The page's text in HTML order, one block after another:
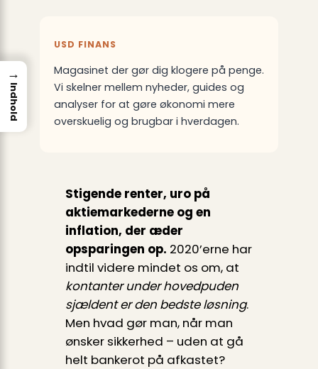
USD FINANS
Magasinet der gør dig klogere på penge.
Vi skelner mellem nyheder, guides og
analyser for at gøre økonomi mere
overskuelig og brugbar i hverdagen.
Stigende renter, uro på
aktiemarkederne og en
inflation, der æder
opsparingen op. 2020’erne har
indtil videre mindet os om, at
kontanter under hovedpuden
sjældent er den bedste løsning.
Men hvad gør man, når man
ønsker sikkerhed – uden at gå
helt bankerot på afkastet?
→
Indhold